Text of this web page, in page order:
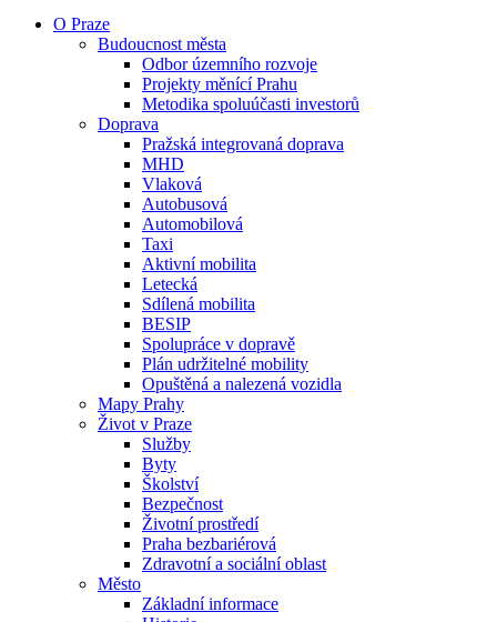
O Praze
Budoucnost města
Odbor územního rozvoje
Projekty měnící Prahu
Metodika spoluúčasti investorů
Doprava
Pražská integrovaná doprava
MHD
Vlaková
Autobusová
Automobilová
Taxi
Aktivní mobilita
Letecká
Sdílená mobilita
BESIP
Spolupráce v dopravě
Plán udržitelné mobility
Opuštěná a nalezená vozidla
Mapy Prahy
Život v Praze
Služby
Byty
Školství
Bezpečnost
Životní prostředí
Praha bezbariérová
Zdravotní a sociální oblast
Město
Základní informace